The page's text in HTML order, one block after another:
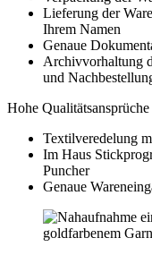
Lieferung der
Ihrem Namen
Genaue
Archivvorhaltung
und
Hohe
Textilveredelung
Im Haus
Puncher
Genaue